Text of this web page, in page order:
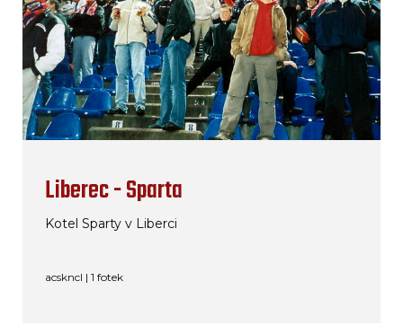
Liberec - Sparta
Kotel Sparty v Liberci
acskncl | 1 fotek